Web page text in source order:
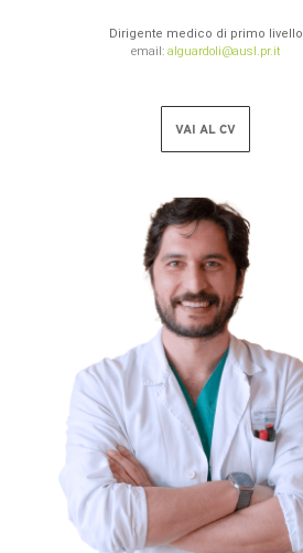
Dirigente medico di primo livello
email: alguardoli@ausl.pr.it
VAI AL CV